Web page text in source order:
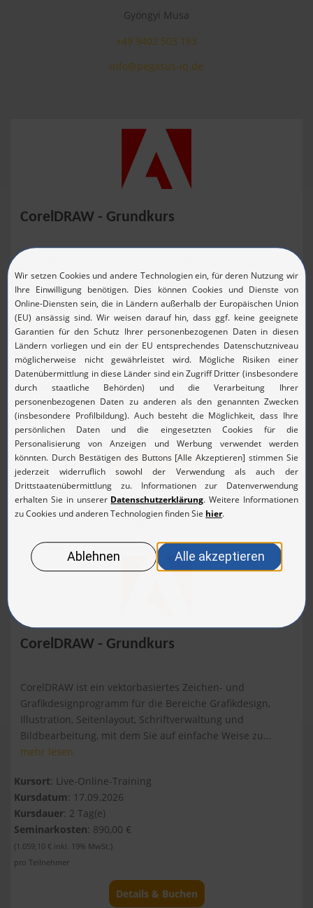
Gyöngyi Musa
+49 9402 503 193
info@pegasus-iq.de
CorelDRAW - Grundkurs
Grafikdesignprogramm für die Bereiche Grafikdesign,
Illustration, Seitenlayout, Schriftverwaltung und
Bildbearbeitung, mit dem Sie auf einfache Weise zu...
mehr lesen
Kursort
: Regensburg
Kursdatum: 17.09.2026
Kursdauer: 2 Tag(e)
Seminarkosten: 890,00 €
(1.059,10 € inkl. 19% MwSt.)
pro Teilnehmer
Details & Buchen
Vorort oder
Online
CorelDRAW - Grundkurs
CorelDRAW ist ein vektorbasiertes Zeichen- und
Grafikdesignprogramm für die Bereiche Grafikdesign,
Illustration, Seitenlayout, Schriftverwaltung und
Bildbearbeitung, mit dem Sie auf einfache Weise zu...
mehr lesen
Kursort: Live-Online-Training
Kursdatum: 17.09.2026
Kursdauer: 2 Tag(e)
Seminarkosten: 890,00 €
(1.059,10 € inkl. 19% MwSt.)
pro Teilnehmer
Details & Buchen